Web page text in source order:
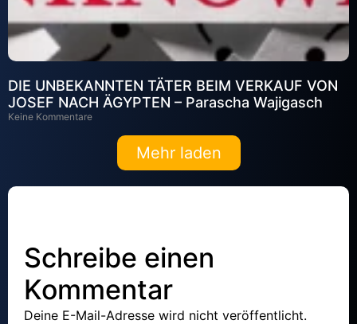
DIE UNBEKANNTEN TÄTER BEIM VERKAUF VON
JOSEF NACH ÄGYPTEN – Parascha Wajigasch
Keine Kommentare
Mehr laden
Schreibe einen
Kommentar
Deine E-Mail-Adresse wird nicht veröffentlicht.